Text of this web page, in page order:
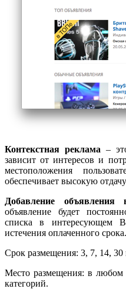
Контекстная реклама –
зависит от интересов и
местоположения
обеспечивает высокую
Добавление
объявление будет
списка в интересующем
истечения оплаченного срока.
Срок размещения: 3, 7, 14, 30
Место размещения: в
категорий.